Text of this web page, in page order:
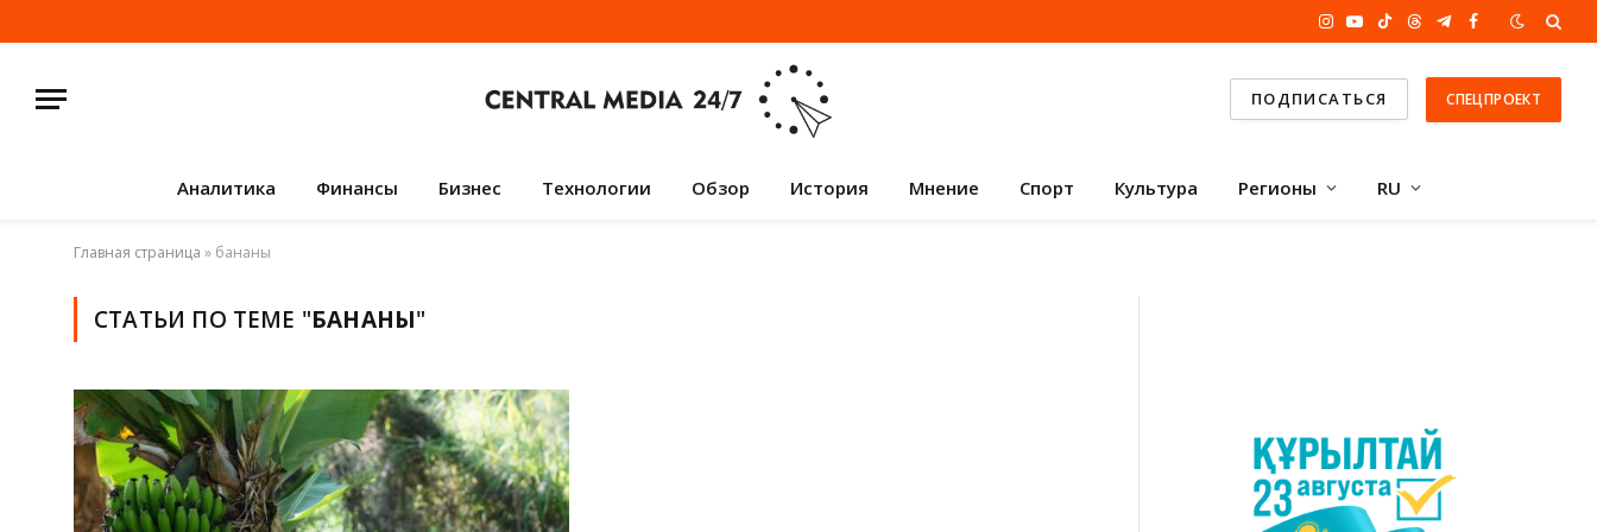
Instagram
YouTube
TikTokThreadsTelegram
Facebook
ПОДПИСАТЬСЯ СПЕЦПРОЕКТ
Аналитика Финансы Бизнес Технологии Обзор История Мнение Спорт Культура Регионы RU
Главная страница » бананы
СТАТЬИ ПО ТЕМЕ "БАНАНЫ"